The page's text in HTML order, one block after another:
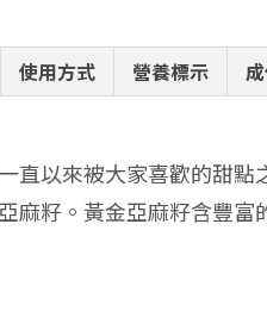
使用方式 營養標示
直以來被大家喜歡的甜
麻籽。黃金亞麻籽含豐